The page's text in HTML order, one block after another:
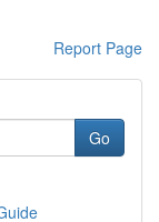
Report Page
Go